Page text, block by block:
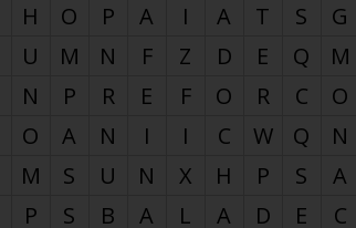
H O P A I A T S G
U M N F Z D E Q M
N P R E F O R C O
O A N I I C W Q N
M S U N X H P S A
P S B A L A D E C